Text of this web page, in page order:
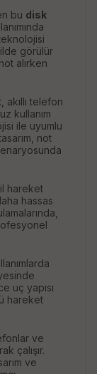
bu disk
görülür
alırken
telefon
kullanım
ile uyumlu
not
hareket
hassas
uç yapısı
hareket
ve
çalışır.
ve